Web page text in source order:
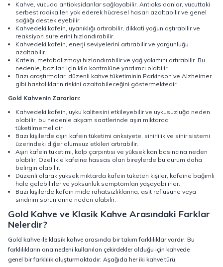
Kahve, vücuda antioksidanlar sağlayabilir. Antioksidanlar, vücuttaki
serbest radikalleri yok ederek hücresel hasarı azaltabilir ve genel
sağlığı destekleyebilir.
Kahvedeki kafein, uyanıklığı artırabilir, dikkati yoğunlaştırabilir ve
reaksiyon sürelerini hızlandırabilir.
Kahvedeki kafein, enerji seviyelerini artırabilir ve yorgunluğu
azaltabilir.
Kafein, metabolizmayı hızlandırabilir ve yağ yakımını artırabilir. Bu
nedenle, bazıları için kilo kontrolüne yardımcı olabilir.
Bazı araştırmalar, düzenli kahve tüketiminin Parkinson ve Alzheimer
gibi hastalıkların riskini azaltabileceğini göstermektedir.
Gold Kahvenin Zararları:
Kahvedeki kafein, uyku kalitesini etkileyebilir ve uykusuzluğa neden
olabilir, bu nedenle akşam saatlerinde aşırı miktarda
tüketilmemelidir.
Bazı kişilerde aşırı kafein tüketimi anksiyete, sinirlilik ve sinir sistemi
üzerindeki diğer olumsuz etkileri artırabilir.
Aşırı kafein tüketimi, kalp çarpıntısı ve yüksek kan basıncına neden
olabilir. Özellikle kafeine hassas olan bireylerde bu durum daha
belirgin olabilir.
Düzenli olarak yüksek miktarda kafein tüketen kişiler, kafeine bağımlı
hale gelebilirler ve yoksunluk semptomları yaşayabilirler.
Bazı kişilerde kafein mide rahatsızlıklarına, asit reflüsüne veya
sindirim sorunlarına neden olabilir.
Gold Kahve ve Klasik Kahve Arasındaki Farklar
Nelerdir?
Gold kahve ile klasik kahve arasında bir takım farklılıklar vardır. Bu
farklılıkların ana nedeni kullanılan çekirdekler olduğu için kahvede
genel bir farklılık oluşturmaktadır. Aşağıda her iki kahve türü